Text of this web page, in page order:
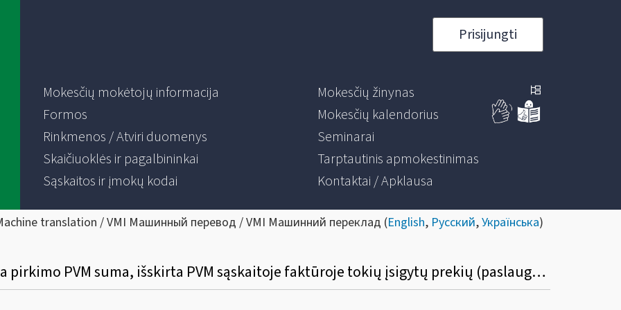
Prisijungti
Mokesčių mokėtojų informacija
Formos
Rinkmenos / Atviri duomenys
Skaičiuoklės ir pagalbininkai
Sąskaitos ir įmokų kodai
Mokesčių žinynas
Mokesčių kalendorius
Seminarai
Tarptautinis apmokestinimas
Kontaktai / Apklausa
translation / VMI Машинный перевод / VMI Машинний переклад (English, Русский,Українська)
Kokia tvarka į PVM atskaitą įtraukiama pirkimo PVM suma, išskirta PVM sąskaitoje faktūroje tokių įsigytų prekių (paslaugų), už kurias buvo sumokėtas avansas ir įtraukta į PVM atskaitą nuo jo apskaičiuota PVM suma?